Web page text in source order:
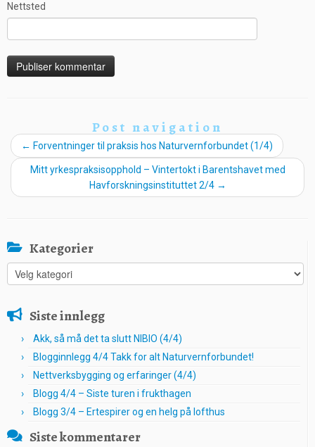
Nettsted
Post navigation
← Forventninger til praksis hos Naturvernforbundet (1/4)
Mitt yrkespraksisopphold – Vintertokt i Barentshavet med
Havforskningsinstituttet 2/4 →
Kategorier
Kategorier
Siste innlegg
Akk, så må det ta slutt NIBIO (4/4)
Blogginnlegg 4/4 Takk for alt Naturvernforbundet!
Nettverksbygging og erfaringer (4/4)
Blogg 4/4 – Siste turen i frukthagen
Blogg 3/4 – Ertespirer og en helg på lofthus
Siste kommentarer